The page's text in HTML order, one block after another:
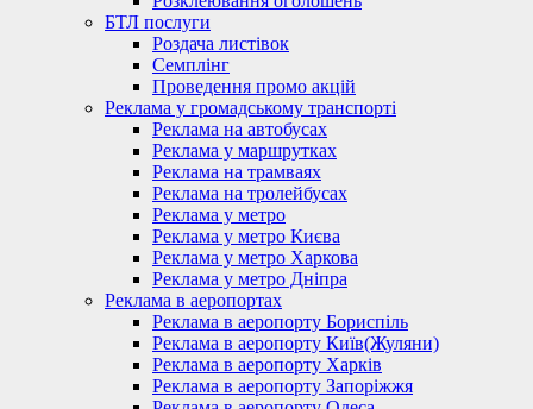
БТЛ послуги
Роздача листівок
Семплінг
Проведення промо акцій
Реклама у громадському транспорті
Реклама на автобусах
Реклама у маршрутках
Реклама на трамваях
Реклама на тролейбусах
Реклама у метро
Реклама у метро Києва
Реклама у метро Харкова
Реклама у метро Дніпра
Реклама в аеропортах
Реклама в аеропорту Бориспіль
Реклама в аеропорту Київ(Жуляни)
Реклама в аеропорту Харків
Реклама в аеропорту Запоріжжя